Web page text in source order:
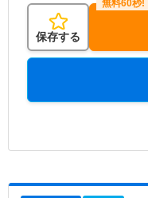
保存する